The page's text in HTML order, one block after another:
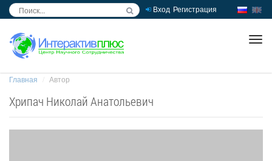
Вход Регистрация
Главная Автор
Хрипач Николай Анатольевич